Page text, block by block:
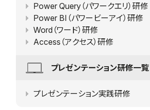
Power Query（パワークエリ）研修
Power BI（パワービーアイ）研修
Word（ワード）研修
Access（アクセス）研修
プレゼンテーション研修一覧
プレゼンテーション実践研修